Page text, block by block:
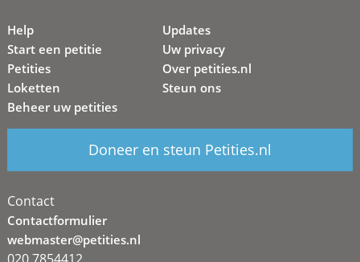
Help
Start een petitie
Petities
Loketten
Beheer uw petities
Updates
Uw privacy
Over petities.nl
Steun ons
Doneer en steun Petities.nl
Contact
Contactformulier
webmaster@petities.nl